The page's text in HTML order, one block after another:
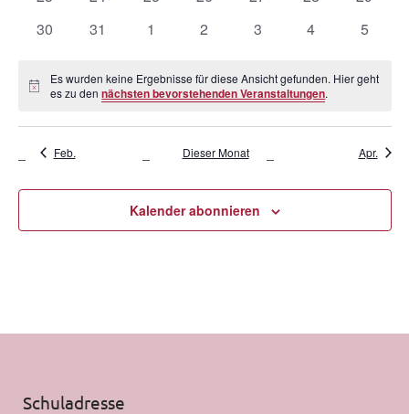
0
30
0
31
0
1
0
2
0
3
0
4
0
5
Hinweis
Es wurden keine Ergebnisse für diese Ansicht gefunden. Hier geht
es zu dennächsten bevorstehenden Veranstaltungen.
Feb. Dieser Monat Apr.
Kalender abonnieren
Schuladresse